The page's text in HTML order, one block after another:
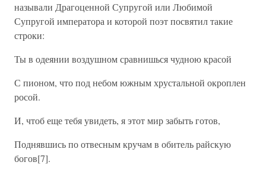
называли Драгоценной Супругой или Любимой
Супругой императора и которой поэт посвятил такие
строки:
Ты в одеянии воздушном сравнишься чудною красой
С пионом, что под небом южным хрустальной окроплен
росой.
И, чтоб еще тебя увидеть, я этот мир забыть готов,
Поднявшись по отвесным кручам в обитель райскую
богов[7].